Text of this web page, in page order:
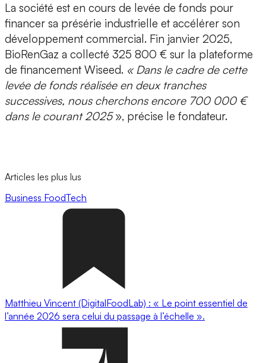
La société est en cours de levée de fonds pour
financer sa présérie industrielle et accélérer son
développement commercial. Fin janvier 2025,
BioRenGaz a collecté 325 800 € sur la plateforme
de financement Wiseed. « Dans le cadre de cette
levée de fonds réalisée en deux tranches
successives, nous cherchons encore 700 000 €
dans le courant 2025», précise le fondateur.
Articles les plus lus
Business FoodTech
Matthieu Vincent (DigitalFoodLab) : « Le point essentiel de
l’année 2026 sera celui du passage à l’échelle ».